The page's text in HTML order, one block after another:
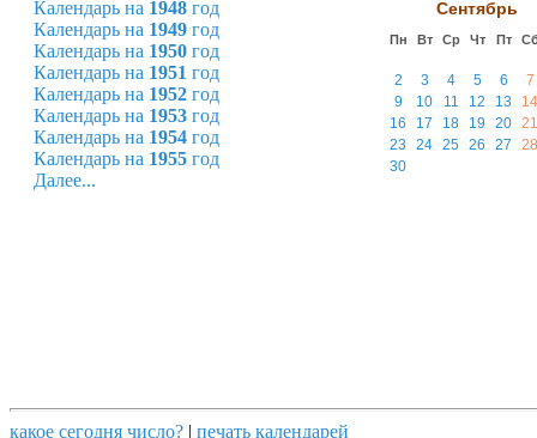
Сентябрь
Пн Вт Ср Чт Пт
2 3 4 5 6
7
9
10 11 12 13
14
16
17 18 19 20 21
23
24 25 26 27
28
30
Календарь на 1948 год
Календарь на 1949 год
Календарь на 1950 год
Календарь на 1951 год
Календарь на 1952 год
Календарь на 1953 год
Календарь на 1954 год
Календарь на 1955 год
Далее...
какое сегодня число? | печать календарей